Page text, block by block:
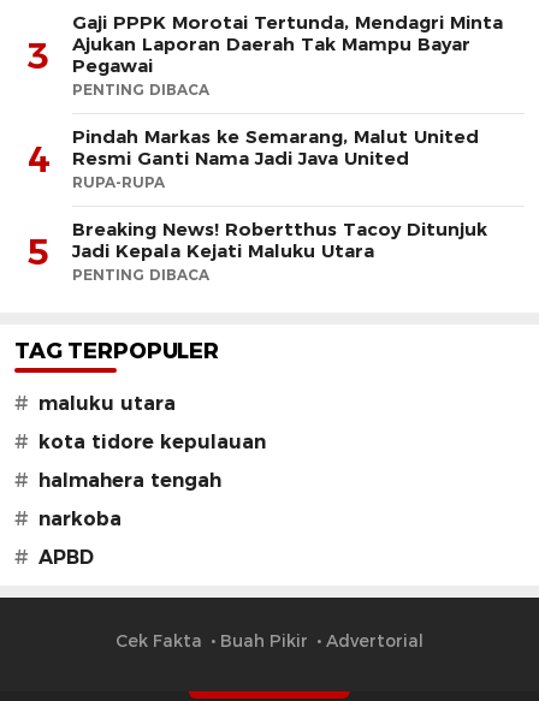
3
Gaji PPPK Morotai Tertunda, Mendagri Minta
Ajukan Laporan Daerah Tak Mampu Bayar
Pegawai
PENTING DIBACA
4
Pindah Markas ke Semarang, Malut United
Resmi Ganti Nama Jadi Java United
RUPA-RUPA
5
Breaking News! Robertthus Tacoy Ditunjuk
Jadi Kepala Kejati Maluku Utara
PENTING DIBACA
TAG TERPOPULER
# maluku utara
# kota tidore kepulauan
# halmahera tengah
# narkoba
# APBD
Cek Fakta Buah Pikir Advertorial